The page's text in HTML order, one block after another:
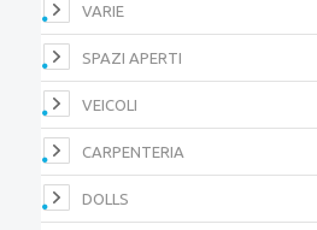
VARIE
SPAZI APERTI
VEICOLI
CARPENTERIA
DOLLS